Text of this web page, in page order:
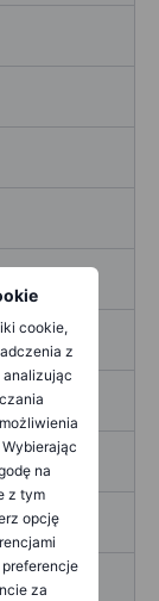
cookie,
z
na
z tym
opcję
za